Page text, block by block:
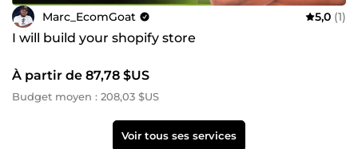
Marc_EcomGoat 5,0 (1)
I will build your shopify store
À partir de 87,78 $US
Budget moyen : 208,03 $US
Voir tous ses services